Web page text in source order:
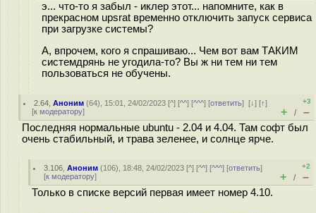
э... что-то я забыл - иклер этот... напомните, как в
прекрасном upsrat временно отключить запуск сервиса
при загрузке системы?
А, впрочем, кого я спрашиваю... Чем вот вам ТАКИМ
системдрянь не угодила-то? Вы ж ни тем ни тем
пользоваться не обучены.
2.64 ,Аноним (64), 15:01, 24/02/2023 [^] [^^] [^^^] [ответить][↓] [↑]
[к модератору]
+3
+ / –
Последняя нормальные ubuntu - 2.04 и 4.04. Там софт был
очень стабильный, и трава зеленее, и солнце ярче.
3.106 ,Аноним (106), 18:48, 24/02/2023 [^] [^^] [^^^] [ответить]
[к модератору]
+2
+ / –
Только в списке версий первая имеет номер 4.10.